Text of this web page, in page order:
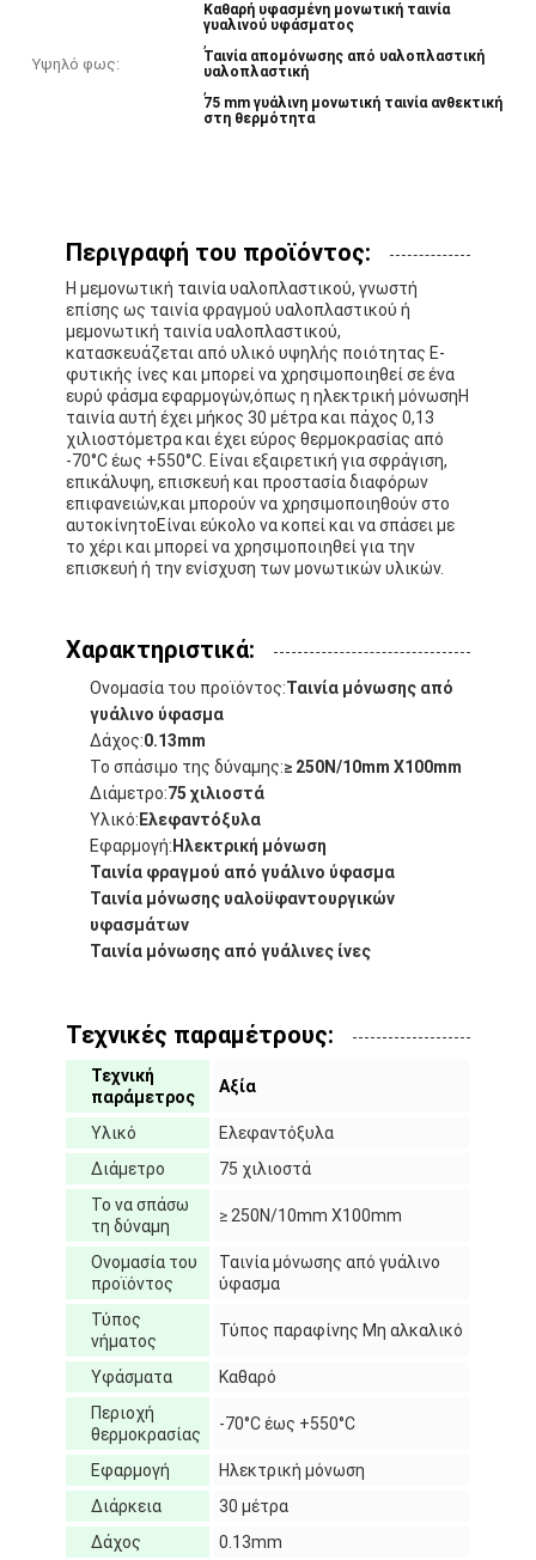
Σπίτι
Προϊόντα
Περίπου εμείς
Γύρος εργοστασίων
Ποιοτικός έλεγχος
Μας ελάτε σε επαφή με
Υψηλό φως:
Καθαρή υφασμένη μονωτική ταινία
γυαλινού υφάσματος
,
Ταινία απομόνωσης από υαλοπλαστική
υαλοπλαστική
,
75 mm γυάλινη μονωτική ταινία ανθεκτική
στη θερμότητα
Περιγραφή του προϊόντος:
Η μεμονωτική ταινία υαλοπλαστικού, γνωστή
επίσης ως ταινία φραγμού υαλοπλαστικού ή
μεμονωτική ταινία υαλοπλαστικού,
κατασκευάζεται από υλικό υψηλής ποιότητας E-
φυτικής ίνες και μπορεί να χρησιμοποιηθεί σε ένα
ευρύ φάσμα εφαρμογών,όπως η ηλεκτρική μόνωσηΗ
ταινία αυτή έχει μήκος 30 μέτρα και πάχος 0,13
χιλιοστόμετρα και έχει εύρος θερμοκρασίας από
-70°C έως +550°C. Είναι εξαιρετική για σφράγιση,
επικάλυψη, επισκευή και προστασία διαφόρων
επιφανειών,και μπορούν να χρησιμοποιηθούν στο
αυτοκίνητοΕίναι εύκολο να κοπεί και να σπάσει με
το χέρι και μπορεί να χρησιμοποιηθεί για την
επισκευή ή την ενίσχυση των μονωτικών υλικών.
Χαρακτηριστικά:
Ονομασία του προϊόντος:Ταινία μόνωσης από
γυάλινο ύφασμα
Δάχος:0.13mm
Το σπάσιμο της δύναμης:≥ 250N/10mm X100mm
Διάμετρο:75 χιλιοστά
Υλικό: Ελεφαντόξυλα
Εφαρμογή: Ηλεκτρική μόνωση
Ταινία φραγμού από γυάλινο ύφασμα
Ταινία μόνωσης υαλοϋφαντουργικών
υφασμάτων
Ταινία μόνωσης από γυάλινες ίνες
Τεχνικές παραμέτρους:
Τεχνική
παράμετρος
Αξία
Υλικό
Ελεφαντόξυλα
Διάμετρο
75 χιλιοστά
Το να σπάσω
τη δύναμη
≥ 250N/10mm X100mm
Ονομασία του
προϊόντος
Ταινία μόνωσης από γυάλινο
ύφασμα
Τύπος
νήματος
Τύπος παραφίνης Μη αλκαλικό
Υφάσματα
Καθαρό
Περιοχή
θερμοκρασίας
-70°C έως +550°C
Εφαρμογή
Ηλεκτρική μόνωση
Διάρκεια
30 μέτρα
Δάχος
0.13mm